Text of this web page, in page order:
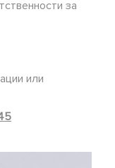
за
или